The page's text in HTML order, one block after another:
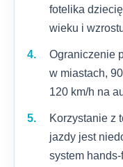
fotelika
wieku i
Ograniczenie
w miastach,
120 km/h na
Korzystanie z
jazdy jest
system hands-